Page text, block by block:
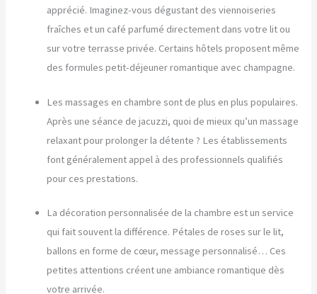
apprécié. Imaginez-vous dégustant des viennoiseries
fraîches et un café parfumé directement dans votre lit ou
sur votre terrasse privée. Certains hôtels proposent même
des formules petit-déjeuner romantique avec champagne.
Les massages en chambre sont de plus en plus populaires.
Après une séance de jacuzzi, quoi de mieux qu’un massage
relaxant pour prolonger la détente ? Les établissements
font généralement appel à des professionnels qualifiés
pour ces prestations.
La décoration personnalisée de la chambre est un service
qui fait souvent la différence. Pétales de roses sur le lit,
ballons en forme de cœur, message personnalisé… Ces
petites attentions créent une ambiance romantique dès
votre arrivée.